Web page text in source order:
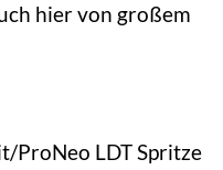
hier von großem
ProNeo LDT Spritze